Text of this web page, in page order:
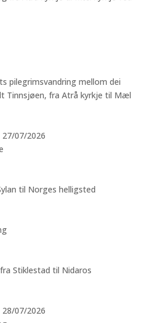
pilegrimsvandring mellom dei
Tinnsjøen, fra Atrå kyrkje til Mæl
07/2026
til Norges helligsted
Stiklestad til Nidaros
07/2026